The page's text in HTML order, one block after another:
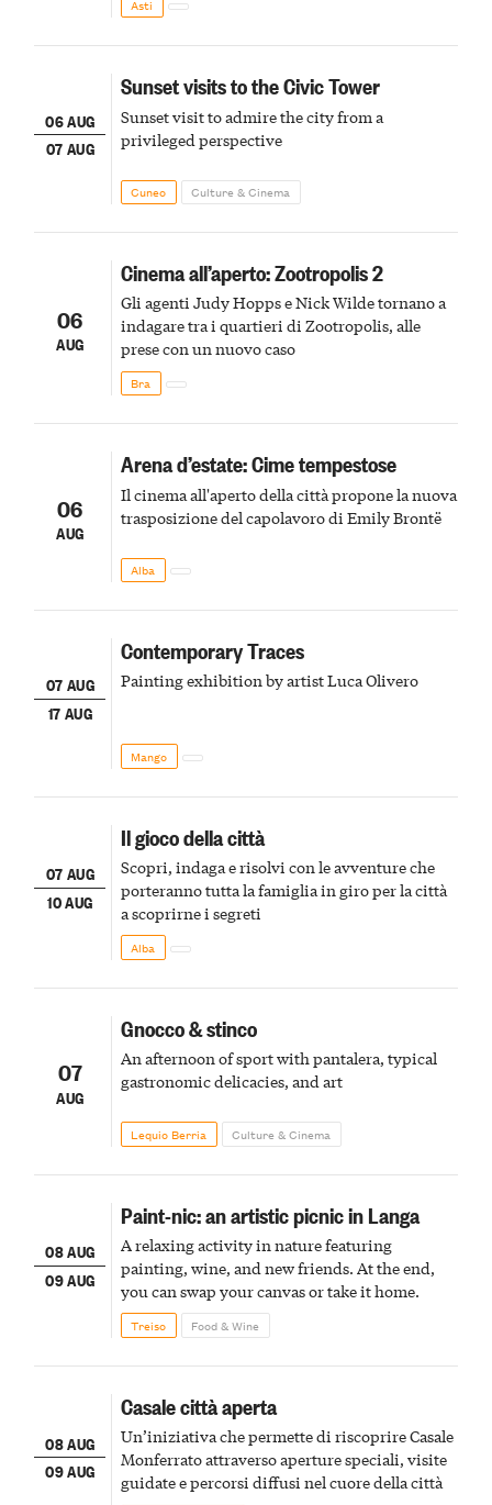
Asti
06 AUG
07 AUG
Sunset visits to the Civic Tower
Sunset visit to admire the city from a
privileged perspective
Cuneo Culture & Cinema
06
AUG
Cinema all’aperto: Zootropolis 2
Gli agenti Judy Hopps e Nick Wilde tornano a
indagare tra i quartieri di Zootropolis, alle
prese con un nuovo caso
Bra
06
AUG
Arena d’estate: Cime tempestose
Il cinema all'aperto della città propone la nuova
trasposizione del capolavoro di Emily Brontë
Alba
07 AUG
17 AUG
Contemporary Traces
Painting exhibition by artist Luca Olivero
Mango
07 AUG
10 AUG
Il gioco della città
Scopri, indaga e risolvi con le avventure che
porteranno tutta la famiglia in giro per la città
a scoprirne i segreti
Alba
07
AUG
Gnocco & stinco
An afternoon of sport with pantalera, typical
gastronomic delicacies, and art
Lequio Berria Culture & Cinema
08 AUG
09 AUG
Paint-nic: an artistic picnic in Langa
A relaxing activity in nature featuring
painting, wine, and new friends. At the end,
you can swap your canvas or take it home.
Treiso Food & Wine
08 AUG
09 AUG
Casale città aperta
Un’iniziativa che permette di riscoprire Casale
Monferrato attraverso aperture speciali, visite
guidate e percorsi diffusi nel cuore della città